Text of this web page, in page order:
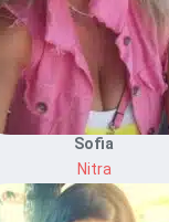
Sofia
Nitra